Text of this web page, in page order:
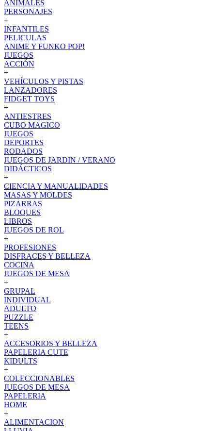
ANIMALES
PERSONAJES
+
INFANTILES
PELICULAS
ANIME Y FUNKO POP!
JUEGOS
ACCIÓN
+
VEHÍCULOS Y PISTAS
LANZADORES
FIDGET TOYS
+
ANTIESTRES
CUBO MAGICO
JUEGOS
DEPORTES
RODADOS
JUEGOS DE JARDIN / VERANO
DIDÁCTICOS
+
CIENCIA Y MANUALIDADES
MASAS Y MOLDES
PIZARRAS
BLOQUES
LIBROS
JUEGOS DE ROL
+
PROFESIONES
DISFRACES Y BELLEZA
COCINA
JUEGOS DE MESA
+
GRUPAL
INDIVIDUAL
ADULTO
PUZZLE
TEENS
+
ACCESORIOS Y BELLEZA
PAPELERIA CUTE
KIDULTS
+
COLECCIONABLES
JUEGOS DE MESA
PAPELERIA
HOME
+
ALIMENTACION